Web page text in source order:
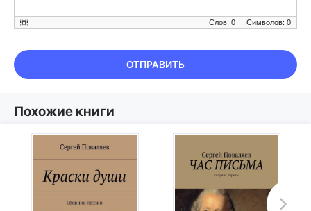
Символов: 0
Слов: 0
ОТПРАВИТЬ
Похожие книги